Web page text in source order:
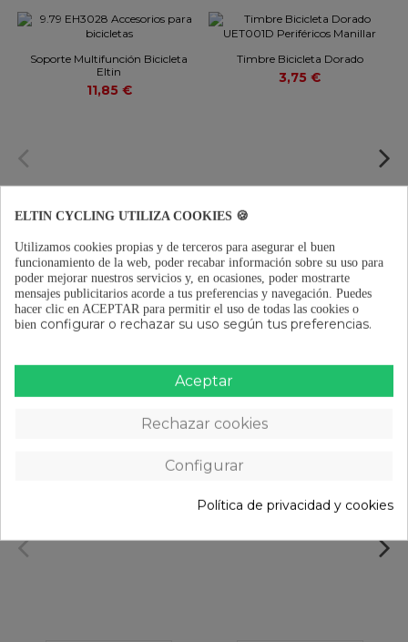
Soporte Multifunción Bicicleta
Eltin
11,85 €
Añadir a la bolsa
Timbre Bicicleta Dorado
3,75 €
Añadir a la bolsa
también compraron:
ELTIN CYCLING UTILIZA COOKIES 🍪
Utilizamos cookies propias y de terceros para asegurar el buen
funcionamiento de la web, poder recabar información sobre su uso para
poder mejorar nuestros servicios y, en ocasiones, poder mostrarte
mensajes publicitarios acorde a tus preferencias y navegación. Puedes
hacer clic en ACEPTAR para permitir el uso de todas las cookies o
bien configurar o rechazar su uso según tus preferencias.
Aceptar
Rechazar cookies
Configurar
Política de privacidad y cookies